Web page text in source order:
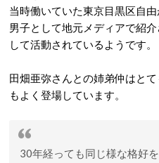
当時働いていた東京目黒区自
男子として地元メディアで紹
して活動されているようです。
田畑亜弥さんとの姉弟仲はと
もよく登場しています。
30年経っても同じ様な格好を